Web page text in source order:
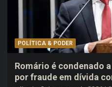
POLÍTICA & PODER
Romário é condenado
por fraude em dívida